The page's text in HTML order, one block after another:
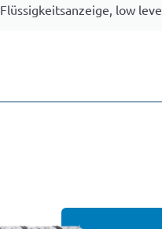
Flüssigkeitsanzeige, low